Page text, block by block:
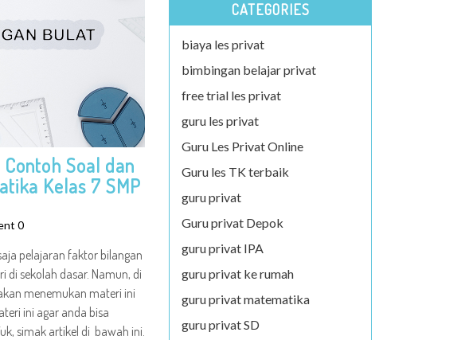
Soal dan
Kelas 7 SMP
0
pelajaran faktor bilangan
di sekolah dasar. Namun, di
menemukan materi ini
ini agar anda bisa
simak artikel di bawah ini.
CATEGORIES
biaya les privat
bimbingan belajar privat
free trial les privat
guru les privat
Guru Les Privat Online
Guru les TK terbaik
guru privat
Guru privat Depok
guru privat IPA
guru privat ke rumah
guru privat matematika
guru privat SD